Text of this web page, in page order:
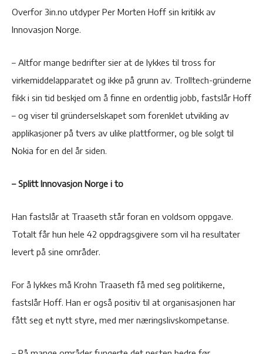
Overfor 3in.no utdyper Per Morten Hoff sin kritikk av
Innovasjon Norge.
– Altfor mange bedrifter sier at de lykkes til tross for
virkemiddelapparatet og ikke på grunn av. Trolltech-gründerne
fikk i sin tid beskjed om å finne en ordentlig jobb, fastslår Hoff
– og viser til gründerselskapet som forenklet utvikling av
applikasjoner på tvers av ulike plattformer, og ble solgt til
Nokia for en del år siden.
– Splitt Innovasjon Norge i to
Han fastslår at Traaseth står foran en voldsom oppgave.
Totalt får hun hele 42 oppdragsgivere som vil ha resultater
levert på sine områder.
For å lykkes må Krohn Traaseth få med seg politikerne,
fastslår Hoff. Han er også positiv til at organisasjonen har
fått seg et nytt styre, med mer næringslivskompetanse.